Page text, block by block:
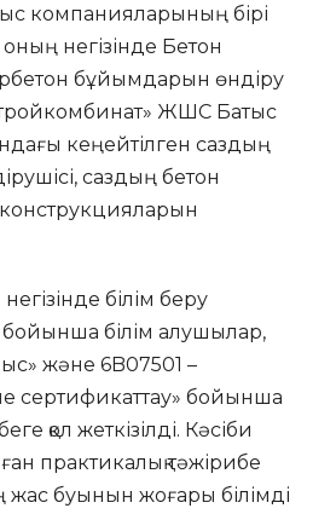
компанияларының бірі
негізінде Бетон
бұйымдарын өндіру
ЖШС Батыс
кеңейтілген саздың
саздың бетон
білім беру
білім алушылар,
және 6B07501 –
сертификаттау» бойынша
қол жеткізілді. Кәсіби
практикалық тәжірибе
жас буынын жоғары білімді